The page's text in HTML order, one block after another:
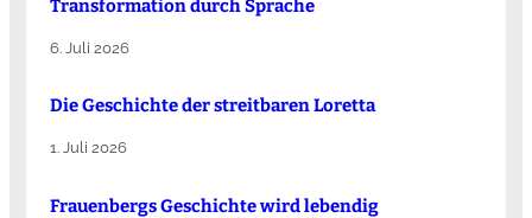
Transformation durch Sprache
6. Juli 2026
Die Ge­schich­te der streit­ba­ren Lo­ret­ta
1. Juli 2026
Frauenbergs Geschichte wird lebendig